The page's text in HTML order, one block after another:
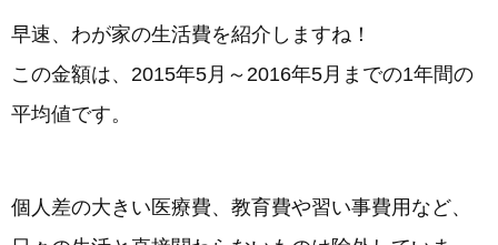
早速、わが家の生活費を紹介しますね！
この金額は、2015年5月～2016年5月までの1年間の
平均値です。
個人差の大きい医療費、教育費や習い事費用など、